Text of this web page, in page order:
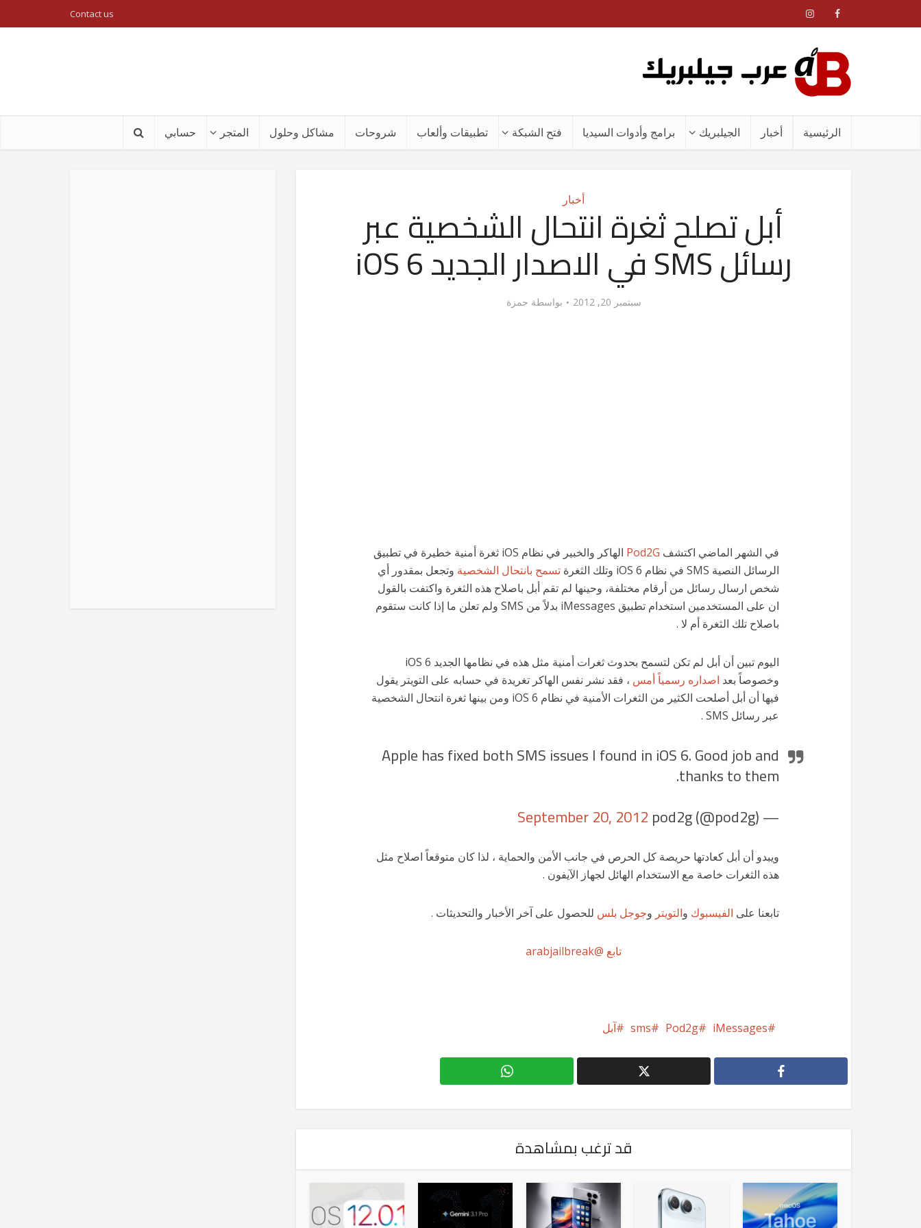
Contact us
الرئيسية أخبار الجيلبريك برامج وأدوات السيديا فتح الشبكة تطبيقات وألعاب شروحات مشاكل وحلول المتجر حسابي
أخبار
أبل تصلح ثغرة انتحال الشخصية عبر
رسائل SMS في الاصدار الجديد iOS 6
سبتمبر 20, 2012 بواسطة حمزة
في الشهر الماضي اكتشف Pod2G
الهاكر والخبير في نظام iOS ثغرة أمنية خطيرة في تطبيق
الرسائل النصية SMS في نظام iOS 6 وتلك الثغرة
تسمح بانتحال الشخصية وتجعل بمقدور أي
شخص ارسال رسائل من أرقام مختلفة، وحينها لم تقم أبل باصلاح هذه الثغرة واكتفت بالقول
ان على المستخدمين استخدام تطبيق iMessages بدلاً من SMS ولم تعلن ما إذا كانت ستقوم
باصلاح تلك الثغرة أم لا .
اليوم تبين أن أبل لم تكن لتسمح بحدوث ثغرات أمنية مثل هذه في نظامها الجديد iOS 6
وخصوصاً بعد اصداره رسمياً أمس ، فقد نشر نفس الهاكر تغريدة في حسابه على التويتر يقول
فيها أن أبل أصلحت الكثير من الثغرات الأمنية في نظام iOS 6 ومن بينها ثغرة انتحال الشخصية
عبر رسائل SMS .
Apple has fixed both SMS issues I found in iOS 6. Good job and
thanks to them.
— pod2g (@pod2g)
September 20, 2012
ويبدو أن أبل كعادتها حريصة كل الحرص في جانب الأمن والحماية ، لذا كان متوقعاً اصلاح مثل
هذه الثغرات خاصة مع الاستخدام الهائل لجهاز الآيفون .
تابعنا على الفيسبوك والتويتر وجوجل بلس للحصول على آخر الأخبار والتحديثات .
تابع @arabjailbreak
iMessages
Pod2g
sms آبل
قد ترغب بمشاهدة